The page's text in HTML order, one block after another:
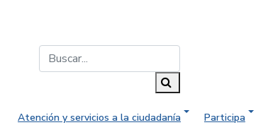
Atención y servicios a la ciudadanía Participa